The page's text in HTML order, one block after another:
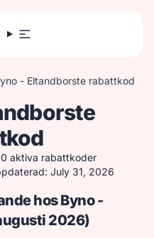
- Eltandborste rabattkod
aktiva rabattkoder
July 31, 2026
hos Byno -
2026)